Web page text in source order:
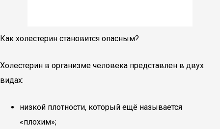
Как холестерин становится опасным?
Холестерин в организме человека представлен в двух
видах:
низкой плотности, который ещё называется
«плохим»;